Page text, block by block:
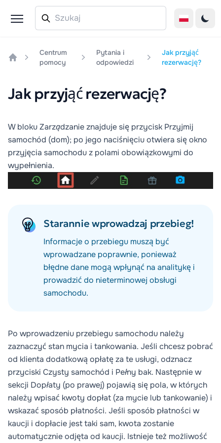
Centrum
pomocy
Pytania i
odpowiedzi
Jak przyjąć
rezerwację?
Jak przyjąć rezerwację?
W blokuZarządzanieznajduje się przycisk Przyjmij
samochód (dom); po jego naciśnięciu otwiera się okno
przyjęcia samochodu z polami obowiązkowymi do
wypełnienia.
Starannie wprowadzaj przebieg!
Informacje o przebiegu muszą być
wprowadzane poprawnie, ponieważ
błędne dane mogą wpłynąć na analitykę i
prowadzić do nieterminowej obsługi
samochodu.
Po wprowadzeniu przebiegu samochodu należy
zaznaczyć stan mycia i tankowania. Jeśli chcesz pobrać
od klienta dodatkową opłatę za te usługi, odznacz
przyciski Czysty samochód i Pełny bak. Następnie w
sekcji Dopłaty (po prawej) pojawią się pola, w których
należy wpisać kwoty dopłat (za mycie lub tankowanie) i
wskazać sposób płatności. Jeśli sposób płatności w
kaucji i dopłacie jest taki sam, kwota zostanie
automatycznie odjęta od kaucji. Istnieje też możliwość